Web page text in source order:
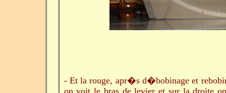
- Et la rouge, apr�s d�bobinage et
on voit le bras de levier et sur la droite